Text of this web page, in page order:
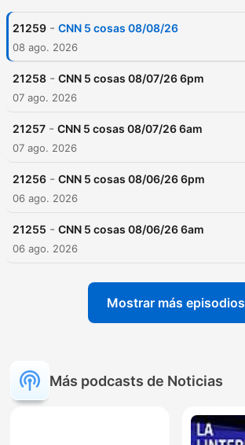
21259 - CNN 5 cosas 08/08/26
08 ago. 2026
21258 - CNN 5 cosas 08/07/26 6pm
07 ago. 2026
21257 - CNN 5 cosas 08/07/26 6am
07 ago. 2026
21256 - CNN 5 cosas 08/06/26 6pm
06 ago. 2026
21255 - CNN 5 cosas 08/06/26 6am
06 ago. 2026
Mostrar más episodios
Más podcasts de Noticias